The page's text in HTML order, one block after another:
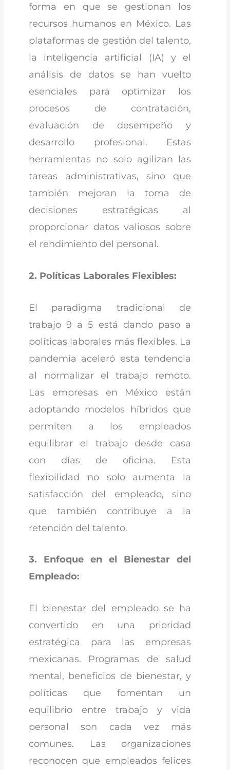
forma en que se gestionan los
recursos humanos en México. Las
plataformas de gestión del talento,
la inteligencia artificial (IA) y el
análisis de datos se han vuelto
esenciales para optimizar los
procesos de contratación,
evaluación de desempeño y
desarrollo profesional. Estas
herramientas no solo agilizan las
tareas administrativas, sino que
también mejoran la toma de
decisiones estratégicas al
proporcionar datos valiosos sobre
el rendimiento del personal.
2. Políticas Laborales Flexibles:
El paradigma tradicional de
trabajo 9 a 5 está dando paso a
políticas laborales más flexibles. La
pandemia aceleró esta tendencia
al normalizar el trabajo remoto.
Las empresas en México están
adoptando modelos híbridos que
permiten a los empleados
equilibrar el trabajo desde casa
con días de oficina. Esta
flexibilidad no solo aumenta la
satisfacción del empleado, sino
que también contribuye a la
retención del talento.
3. Enfoque en el Bienestar del
Empleado:
El bienestar del empleado se ha
convertido en una prioridad
estratégica para las empresas
mexicanas. Programas de salud
mental, beneficios de bienestar, y
políticas que fomentan un
equilibrio entre trabajo y vida
personal son cada vez más
comunes. Las organizaciones
reconocen que empleados felices